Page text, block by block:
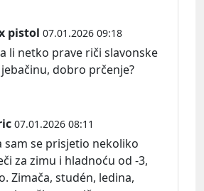
pistol 07.01.2026 09:18
li netko prave riči slavonske
dobro prčenje?
07.01.2026 08:11
sam se prisjetio nekoliko
za zimu i hladnoću od -3,
Zimača, studén, ledina,